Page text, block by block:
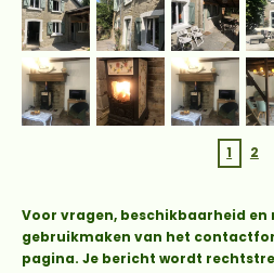
1 2
Voor vragen, beschikbaarheid en
gebruikmaken van het
pagina. Je bericht wordt